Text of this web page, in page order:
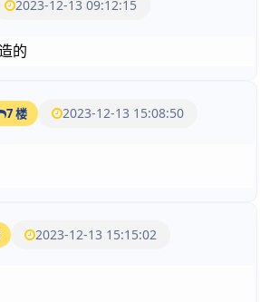
2023-12-13 09:12:15
的
7 楼 2023-12-13 15:08:50
2023-12-13 15:15:02